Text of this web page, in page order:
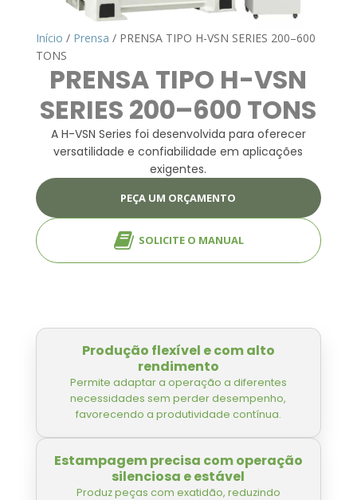
Início / Prensa / PRENSA TIPO H-VSN SERIES 200–600
TONS
PRENSA TIPO H-VSN
SERIES 200–600 TONS
A H-VSN Series foi desenvolvida para oferecer
versatilidade e confiabilidade em aplicações
exigentes.
PEÇA UM ORÇAMENTO
SOLICITE O MANUAL
Produção flexível e com alto
rendimento
Permite adaptar a operação a diferentes
necessidades sem perder desempenho,
favorecendo a produtividade contínua.
Estampagem precisa com operação
silenciosa e estável
Produz peças com exatidão, reduzindo